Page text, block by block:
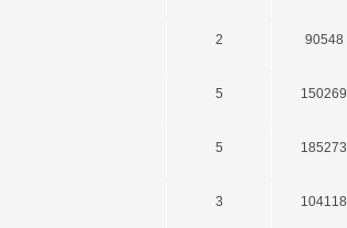
2 90548
5 150269
5 185273
3 104118